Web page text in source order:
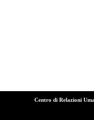
Centro di Relazioni